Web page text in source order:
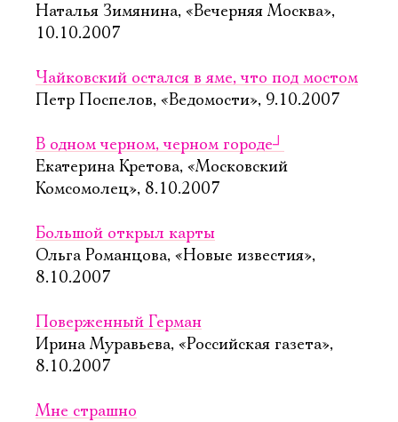
Наталья Зимянина, «Вечерняя Москва»,
10.10.2007
Чайковский остался в яме, что под мостом
Петр Поспелов, «Ведомости», 9.10.2007
В одном черном, черном городе┘
Екатерина Кретова, «Московский
Комсомолец», 8.10.2007
Большой открыл карты
Ольга Романцова, «Новые известия»,
8.10.2007
Поверженный Герман
Ирина Муравьева, «Российская газета»,
8.10.2007
Мне страшно